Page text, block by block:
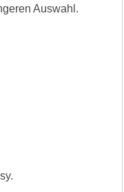
Auswahl.